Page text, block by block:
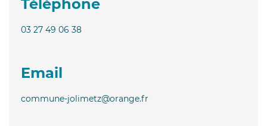
Téléphone
03 27 49 06 38
Email
commune-jolimetz@orange.fr